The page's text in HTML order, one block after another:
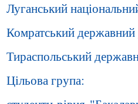
Луганський
Комратський
Тираспольський
Цільова група: